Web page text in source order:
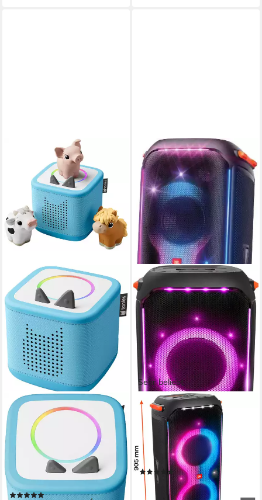
TONIES
Toniebox 2 Starter Set My
First Tonies Bauernhof
Lautsprecher
Bluetooth, WLAN Netzwerkstandard
42 W
Gesamtleistung
0,81 kg Gewicht
(6)
Sehr beliebt
JBL
PartyBox 710 Party-
Lautsprecher
Bluetooth Netzwerkstandard
800 W
Gesamtleistung
(277)
599,00 € UVP799,99 €
17,39 €
mtl. in 48 Raten